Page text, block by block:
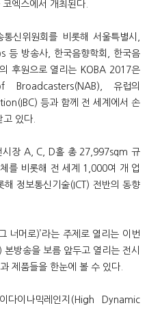
엑스에서 개최된다.
신위원회를 비롯해 서울특별시,
등 방송사, 한국음향학회, 한국음
후원으로 열리는 KOBA 2017은
유럽의
등과 함께 전 세계에서 손
있다.
시장 A, C, D홀 총 27,997sqm 규
를 비롯해 전 세계 1,000여 개 업
정보통신기술(ICT) 전반의 동향
머로)’라는 주제로 열리는 이번
방송을 보름 앞두고 열리는 전시
제품들을 한눈에 볼 수 있다.
이나믹레인지(High Dynamic